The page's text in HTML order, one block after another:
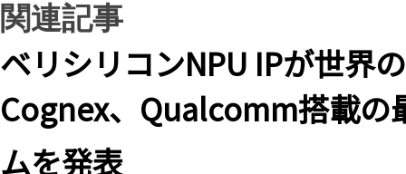
関連記事
ベリシリコンNPU IPが世界
Cognex、Qualcomm搭載の
ムを発表